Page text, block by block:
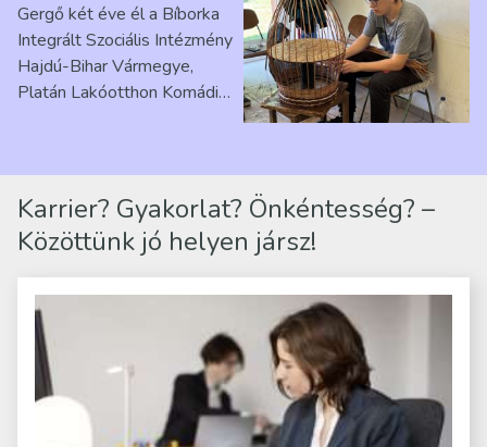
Ribárszky Gergő ellátottal
Gergő két éve él a Bíborka
Integrált Szociális Intézmény
Hajdú-Bihar Vármegye,
Platán Lakóotthon Komádi
Karrier? Gyakorlat? Önkéntesség? –
Közöttünk jó helyen jársz!